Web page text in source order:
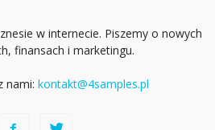
w internecie. Piszemy o nowych
finansach i marketingu.
nami: kontakt@4samples.pl